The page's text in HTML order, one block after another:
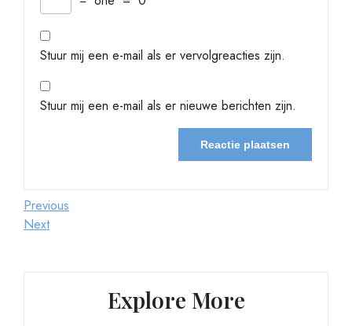
Stuur mij een e-mail als er vervolgreacties zijn.
Stuur mij een e-mail als er nieuwe berichten zijn.
Berichtnavigatie
Previous
Post
Previous
Next
Next
Explore More